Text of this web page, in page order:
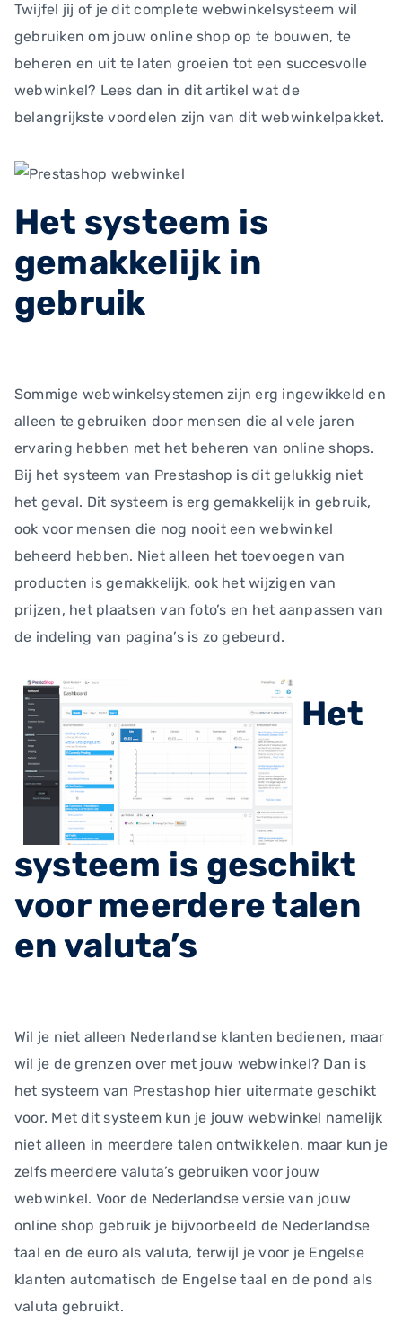
Twijfel jij of je dit complete webwinkelsysteem wil
gebruiken om jouw online shop op te bouwen, te
beheren en uit te laten groeien tot een succesvolle
webwinkel? Lees dan in dit artikel wat de
belangrijkste voordelen zijn van dit webwinkelpakket.
Het systeem is
gemakkelijk in
gebruik
Sommige webwinkelsystemen zijn erg ingewikkeld en
alleen te gebruiken door mensen die al vele jaren
ervaring hebben met het beheren van online shops.
Bij het systeem van Prestashop is dit gelukkig niet
het geval. Dit systeem is erg gemakkelijk in gebruik,
ook voor mensen die nog nooit een webwinkel
beheerd hebben. Niet alleen het toevoegen van
producten is gemakkelijk, ook het wijzigen van
prijzen, het plaatsen van foto’s en het aanpassen van
de indeling van pagina’s is zo gebeurd.
Het
systeem is geschikt
voor meerdere talen
en valuta’s
Wil je niet alleen Nederlandse klanten bedienen, maar
wil je de grenzen over met jouw webwinkel? Dan is
het systeem van Prestashop hier uitermate geschikt
voor. Met dit systeem kun je jouw webwinkel namelijk
niet alleen in meerdere talen ontwikkelen, maar kun je
zelfs meerdere valuta’s gebruiken voor jouw
webwinkel. Voor de Nederlandse versie van jouw
online shop gebruik je bijvoorbeeld de Nederlandse
taal en de euro als valuta, terwijl je voor je Engelse
klanten automatisch de Engelse taal en de pond als
valuta gebruikt.